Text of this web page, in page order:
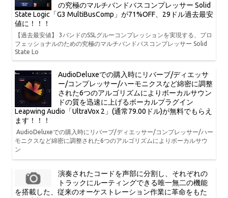
の究極のマルチバンドバスコンプレッサー Solid
State Logic「G3 MultiBusComp」が71%OFF、29ドル過去最安
値に！！！
【過去最安値】 3バンドのSSLグルーコンプレッションを実現する、プロ
フェッショナルのための究極のマルチバンドバスコンプレッサー Solid
State Lo
AudioDeluxeでの購入時にリバーブ/ディエッサ
ー/コンプレッサー/ハーモニクスなど綿密に調整
された6つのアルゴリズムによりボーカルサウン
ドの質を迅速に上げるボーカルプラグイン
Leapwing Audio「UltraVox 2」(通常79.00ドル)が無料でもらえ
ます！！！
AudioDeluxeでの購入時にリバーブ/ディエッサー/コンプレッサー/ハー
モニクスなど綿密に調整された6つのアルゴリズムによりボーカルサウ
ン
演奏されたコードを声部に分割し、それぞれの
トラックにルーティングできる唯一無二の機能
を搭載した、従来のオーケストレーション作業に革命をもた